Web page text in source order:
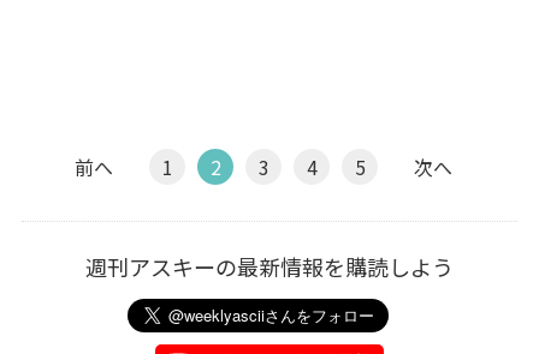
前へ 1 2 3 4 5 次へ
週刊アスキーの最新情報を購読しよう